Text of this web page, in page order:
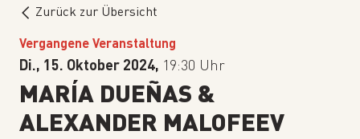
Zurück zur Übersicht
Vergangene Veranstaltung
Di., 15. Oktober 2024, 19:30 Uhr
MARÍA DUEÑAS &
ALEXANDER MALOFEEV